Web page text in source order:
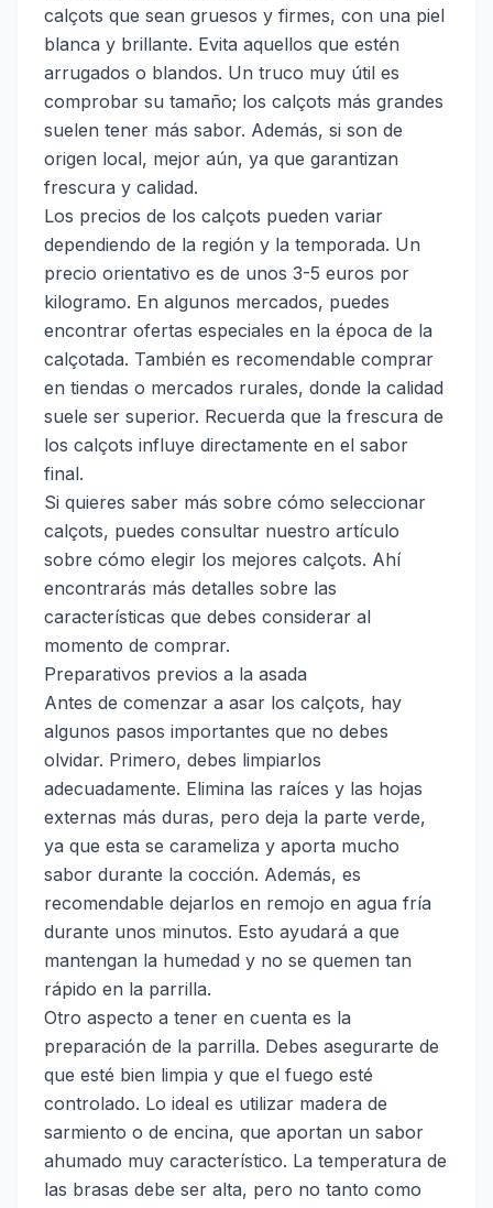
calçots que sean gruesos y firmes, con una piel
blanca y brillante. Evita aquellos que estén
arrugados o blandos. Un truco muy útil es
comprobar su tamaño; los calçots más grandes
suelen tener más sabor. Además, si son de
origen local, mejor aún, ya que garantizan
frescura y calidad.
Los precios de los calçots pueden variar
dependiendo de la región y la temporada. Un
precio orientativo es de unos 3-5 euros por
kilogramo. En algunos mercados, puedes
encontrar ofertas especiales en la época de la
calçotada. También es recomendable comprar
en tiendas o mercados rurales, donde la calidad
suele ser superior. Recuerda que la frescura de
los calçots influye directamente en el sabor
final.
Si quieres saber más sobre cómo seleccionar
calçots, puedes consultar nuestro artículo
sobre cómo elegir los mejores calçots. Ahí
encontrarás más detalles sobre las
características que debes considerar al
momento de comprar.
Preparativos previos a la asada
Antes de comenzar a asar los calçots, hay
algunos pasos importantes que no debes
olvidar. Primero, debes limpiarlos
adecuadamente. Elimina las raíces y las hojas
externas más duras, pero deja la parte verde,
ya que esta se carameliza y aporta mucho
sabor durante la cocción. Además, es
recomendable dejarlos en remojo en agua fría
durante unos minutos. Esto ayudará a que
mantengan la humedad y no se quemen tan
rápido en la parrilla.
Otro aspecto a tener en cuenta es la
preparación de la parrilla. Debes asegurarte de
que esté bien limpia y que el fuego esté
controlado. Lo ideal es utilizar madera de
sarmiento o de encina, que aportan un sabor
ahumado muy característico. La temperatura de
las brasas debe ser alta, pero no tanto como